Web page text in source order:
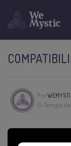
Por
Tempo